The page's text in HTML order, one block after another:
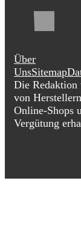
Über
UnsSitemap
Die Redaktion
von
Online-Shops
Vergütung